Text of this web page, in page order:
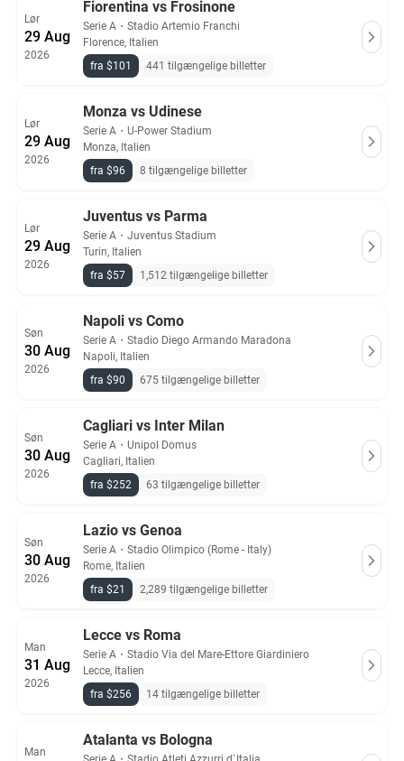
Lør
29 Aug
2026
Fiorentina vs Frosinone
Serie A ・ Stadio Artemio Franchi
Florence, Italien
fra $101
441 tilgængelige billetter
Lør
29 Aug
2026
Monza vs Udinese
Serie A ・ U-Power Stadium
Monza, Italien
fra $96
8 tilgængelige billetter
Lør
29 Aug
2026
Juventus vs Parma
Serie A ・ Juventus Stadium
Turin, Italien
fra $57
1,512 tilgængelige billetter
Søn
30 Aug
2026
Napoli vs Como
Serie A ・ Stadio Diego Armando Maradona
Napoli, Italien
fra $90
675 tilgængelige billetter
Søn
30 Aug
2026
Cagliari vs Inter Milan
Serie A ・ Unipol Domus
Cagliari, Italien
fra $252
63 tilgængelige billetter
Søn
30 Aug
2026
Lazio vs Genoa
Serie A ・ Stadio Olimpico (Rome - Italy)
Rome, Italien
fra $21
2,289 tilgængelige billetter
Man
31 Aug
2026
Lecce vs Roma
Serie A ・ Stadio Via del Mare-Ettore Giardiniero
Lecce, Italien
fra $256
14 tilgængelige billetter
Man
Atalanta vs Bologna